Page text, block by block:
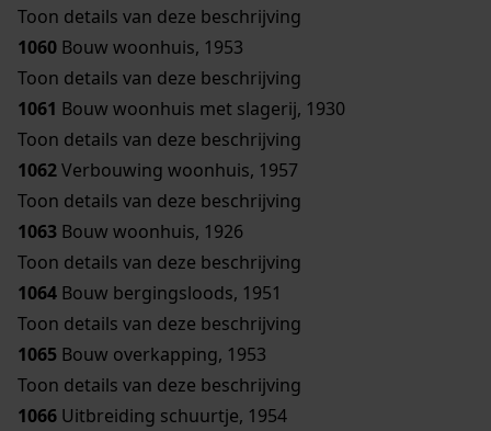
Toon details van deze beschrijving
1060 Bouw woonhuis, 1953
Toon details van deze beschrijving
1061 Bouw woonhuis met slagerij, 1930
Toon details van deze beschrijving
1062Verbouwing woonhuis, 1957
Toon details van deze beschrijving
1063 Bouw woonhuis, 1926
Toon details van deze beschrijving
1064 Bouw bergingsloods, 1951
Toon details van deze beschrijving
1065 Bouw overkapping, 1953
Toon details van deze beschrijving
1066 Uitbreiding schuurtje, 1954